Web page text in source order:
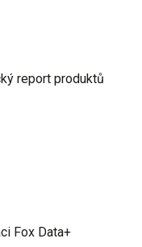
report produktů
Fox Data+